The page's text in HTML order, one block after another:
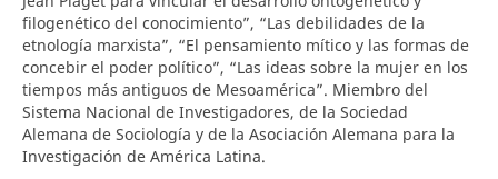
filogenético del conocimiento”, “Las debilidades de la
etnología marxista”, “El pensamiento mítico y las formas de
concebir el poder político”, “Las ideas sobre la mujer en los
tiempos más antiguos de Mesoamérica”. Miembro del
Sistema Nacional de Investigadores, de la Sociedad
Alemana de Sociología y de la Asociación Alemana para la
Investigación de América Latina.